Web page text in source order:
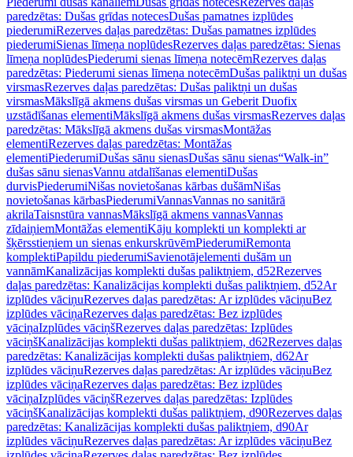
paredzētas: Dušas grīdas notecesDušas pamatnes izplūdes
piederumiRezerves daļas paredzētas: Dušas pamatnes izplūdes
piederumiSienas līmeņa noplūdesRezerves daļas paredzētas: Sienas
līmeņa noplūdesPiederumi sienas līmeņa notecēmRezerves daļas
paredzētas: Piederumi sienas līmeņa notecēmDušas paliktņi un dušas
virsmasRezerves daļas paredzētas: Dušas paliktņi un dušas
virsmasMākslīgā akmens dušas virsmas un Geberit Duofix
uzstādīšanas elementiMākslīgā akmens dušas virsmasRezerves daļas
paredzētas: Mākslīgā akmens dušas virsmasMontāžas
elementiRezerves daļas paredzētas: Montāžas
elementiPiederumiDušas sānu sienasDušas sānu sienas“Walk-in”
dušas sānu sienasVannu atdalīšanas elementiDušas
durvisPiederumiNišas novietošanas kārbas dušāmNišas
novietošanas kārbasPiederumiVannasVannas no sanitārā
akrilaTaisnstūra vannasMākslīgā akmens vannasVannas
zīdaiņiemMontāžas elementiKāju komplekti un komplekti ar
šķērsstieņiem un sienas enkurskrūvēmPiederumiRemonta
komplektiPapildu piederumiSavienotājelementi dušām un
vannāmKanalizācijas komplekti dušas paliktņiem, d52Rezerves
daļas paredzētas: Kanalizācijas komplekti dušas paliktņiem, d52Ar
izplūdes vāciņuRezerves daļas paredzētas: Ar izplūdes vāciņuBez
izplūdes vāciņaRezerves daļas paredzētas: Bez izplūdes
vāciņaIzplūdes vāciņšRezerves daļas paredzētas: Izplūdes
vāciņšKanalizācijas komplekti dušas paliktņiem, d62Rezerves daļas
paredzētas: Kanalizācijas komplekti dušas paliktņiem, d62Ar
izplūdes vāciņuRezerves daļas paredzētas: Ar izplūdes vāciņuBez
izplūdes vāciņaRezerves daļas paredzētas: Bez izplūdes
vāciņaIzplūdes vāciņšRezerves daļas paredzētas: Izplūdes
vāciņšKanalizācijas komplekti dušas paliktņiem, d90Rezerves daļas
paredzētas: Kanalizācijas komplekti dušas paliktņiem, d90Ar
izplūdes vāciņuRezerves daļas paredzētas: Ar izplūdes vāciņuBez